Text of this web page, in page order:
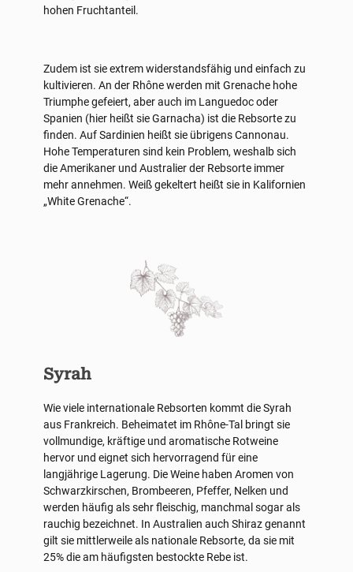
hohen Fruchtanteil.
Zudem ist sie extrem widerstandsfähig und einfach zu
kultivieren. An der Rhône werden mit Grenache hohe
Triumphe gefeiert, aber auch im Languedoc oder
Spanien (hier heißt sie Garnacha) ist die Rebsorte zu
finden. Auf Sardinien heißt sie übrigens Cannonau.
Hohe Temperaturen sind kein Problem, weshalb sich
die Amerikaner und Australier der Rebsorte immer
mehr annehmen. Weiß gekeltert heißt sie in Kalifornien
„White Grenache“.
Syrah
Wie viele internationale Rebsorten kommt die Syrah
aus Frankreich. Beheimatet im Rhône-Tal bringt sie
vollmundige, kräftige und aromatische Rotweine
hervor und eignet sich hervorragend für eine
langjährige Lagerung. Die Weine haben Aromen von
Schwarzkirschen, Brombeeren, Pfeffer, Nelken und
werden häufig als sehr fleischig, manchmal sogar als
rauchig bezeichnet. In Australien auch Shiraz genannt
gilt sie mittlerweile als nationale Rebsorte, da sie mit
25% die am häufigsten bestockte Rebe ist.